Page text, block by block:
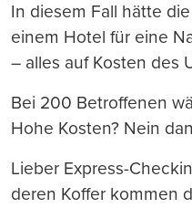
In diesem Fall hätte
einem Hotel für eine
– alles auf Kosten des
Bei 200 Betroffenen
Hohe Kosten? Nein
Lieber Express-
deren Koffer kommen